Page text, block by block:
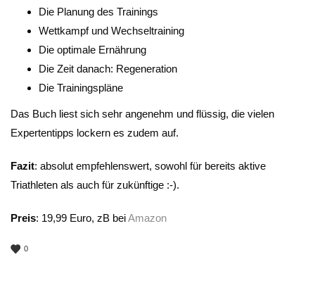
Die Planung des Trainings
Wettkampf und Wechseltraining
Die optimale Ernährung
Die Zeit danach: Regeneration
Die Trainingspläne
Das Buch liest sich sehr angenehm und flüssig, die vielen
Expertentipps lockern es zudem auf.
Fazit: absolut empfehlenswert, sowohl für bereits aktive
Triathleten als auch für zukünftige :-).
Preis: 19,99 Euro, zB beiAmazon
0